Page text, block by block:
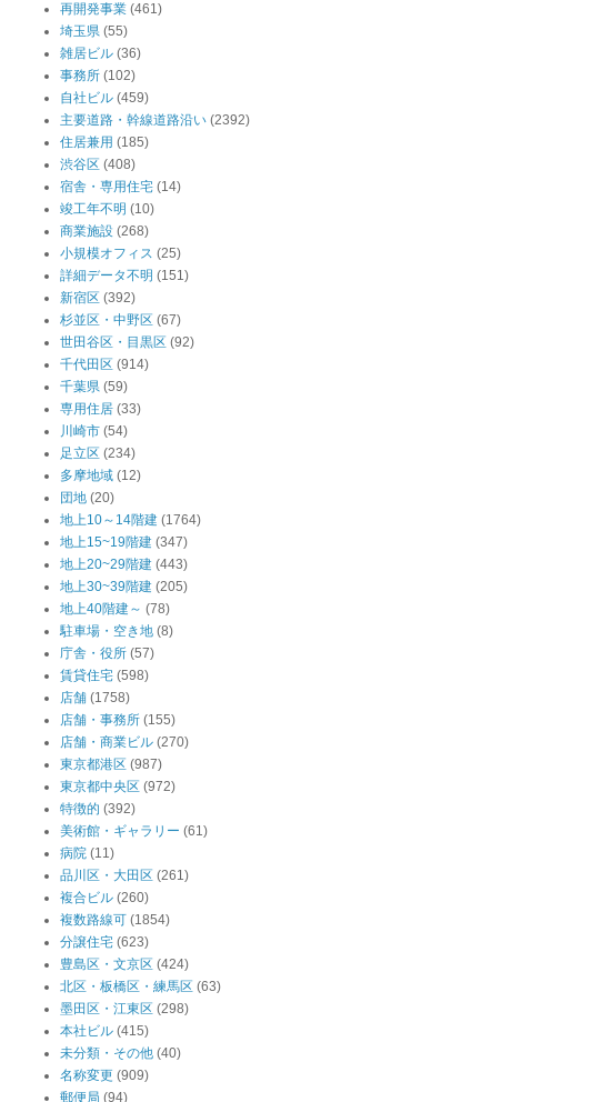
再開発事業 (461)
埼玉県 (55)
雑居ビル (36)
事務所 (102)
自社ビル (459)
主要道路・幹線道路沿い (2392)
住居兼用 (185)
渋谷区 (408)
宿舎・専用住宅 (14)
竣工年不明 (10)
商業施設 (268)
小規模オフィス (25)
詳細データ不明 (151)
新宿区 (392)
杉並区・中野区 (67)
世田谷区・目黒区 (92)
千代田区 (914)
千葉県 (59)
専用住居 (33)
川崎市 (54)
足立区 (234)
多摩地域 (12)
団地 (20)
地上10～14階建 (1764)
地上15~19階建 (347)
地上20~29階建 (443)
地上30~39階建 (205)
地上40階建～ (78)
駐車場・空き地 (8)
庁舎・役所 (57)
賃貸住宅 (598)
店舗 (1758)
店舗・事務所 (155)
店舗・商業ビル (270)
東京都港区 (987)
東京都中央区 (972)
特徴的 (392)
美術館・ギャラリー (61)
病院 (11)
品川区・大田区 (261)
複合ビル (260)
複数路線可 (1854)
分譲住宅 (623)
豊島区・文京区 (424)
北区・板橋区・練馬区 (63)
墨田区・江東区 (298)
本社ビル (415)
未分類・その他 (40)
名称変更 (909)
郵便局 (94)